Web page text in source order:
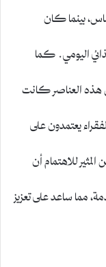
بينما كان
اليومي. كما
هذه العناصر كانت
يعتمدون على
للاهتمام أن
مما ساعد على تعزيز